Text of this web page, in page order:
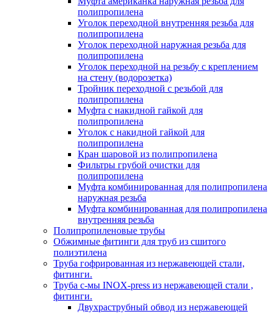
полипропилена
Уголок переходной внутренняя резьба для
полипропилена
Уголок переходной наружная резьба для
полипропилена
Уголок переходной на резьбу с креплением
на стену (водорозетка)
Тройник переходной с резьбой для
полипропилена
Муфта с накидной гайкой для
полипропилена
Уголок с накидной гайкой для
полипропилена
Кран шаровой из полипропилена
Фильтры грубой очистки для
полипропилена
Муфта комбинированная для полипропилена
наружная резьба
Муфта комбинированная для полипропилена
внутренняя резьба
Полипропиленовые трубы
Обжимные фитинги для труб из сшитого
полиэтилена
Труба гофрированная из нержавеющей стали,
фитинги.
Труба с-мы INOX-press из нержавеющей стали ,
фитинги.
Двухраструбный обвод из нержавеющей